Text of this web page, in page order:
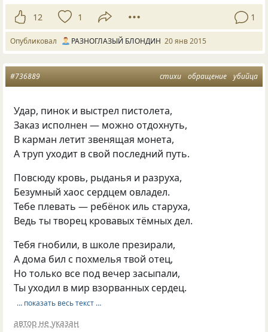
12 1 1
Опубликовал РАЗНОГЛАЗЫЙ БЛОНДИН 20 янв 2015
стихи обращение убийца
#736889
Удар, пинок и выстрел пистолета,
Заказ исполнен — можно отдохнуть,
В карман летит звенящая монета,
А труп уходит в свой последний путь.
Повсюду кровь, рыданья и разруха,
Безумный хаос сердцем овладел.
Тебе плевать — ребёнок иль старуха,
Ведь ты творец кровавых тёмных дел.
Тебя гнобили, в школе презирали,
А дома бил с похмелья твой отец,
Но только все под вечер засыпали,
Ты уходил в мир взорванных сердец.
… показать весь текст …
автор не указан